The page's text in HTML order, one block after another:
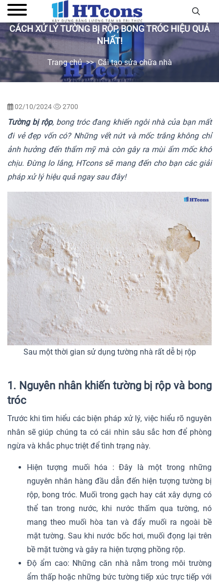
CÁCH XỬ LÝ TƯỜNG BỊ RỘP, BONG TRÓC HIỆU QUẢ
NHẤT!
Trang chủ Cải tạo sửa chữa nhà
02/10/2024 2700
Tường bị rộp, bong tróc đang khiến ngôi nhà của bạn mất
đi vẻ đẹp vốn có? Những vết nứt và mốc trắng không chỉ
ảnh hưởng đến thẩm mỹ mà còn gây ra mùi ẩm mốc khó
chịu. Đừng lo lắng, HTcons sẽ mang đến cho bạn các giải
pháp xử lý hiệu quả ngay sau đây!
Sau một thời gian sử dụng tường nhà rất dễ bị rộp
1. Nguyên nhân khiến tường bị rộp và bong
tróc
Trước khi tìm hiểu các biện pháp xử lý, việc hiểu rõ nguyên
nhân sẽ giúp chúng ta có cái nhìn sâu sắc hơn để phòng
ngừa và khắc phục triệt để tình trạng này.
Hiện tượng muối hóa : Đây là một trong những
nguyên nhân hàng đầu dẫn đến hiện tượng tường bị
rộp, bong tróc. Muối trong gạch hay cát xây dựng có
thể tan trong nước, khi nước thấm qua tường, nó
mang theo muối hòa tan và đẩy muối ra ngoài bề
mặt tường. Sau khi nước bốc hơi, muối đọng lại trên
bề mặt tường và gây ra hiện tượng phồng rộp.
Độ ẩm cao: Những căn nhà nằm trong môi trường
ẩm thấp hoặc những bức tường tiếp xúc trực tiếp với